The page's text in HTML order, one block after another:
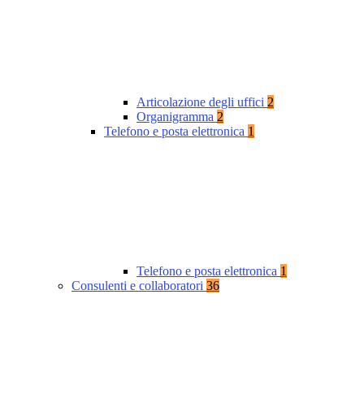
Articolazione degli uffici 2
Organigramma 2
Telefono e posta elettronica 1
Telefono e posta elettronica 1
Consulenti e collaboratori 36